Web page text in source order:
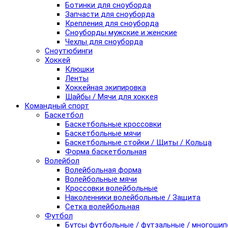
Ботинки для сноуборда
Запчасти для сноуборда
Крепления для сноуборда
Сноуборды мужские и женские
Чехлы для сноуборда
Сноутюбинги
Хоккей
Клюшки
Ленты
Хоккейная экипировка
Шайбы / Мячи для хоккея
Командный спорт
Баскетбол
Баскетбольные кроссовки
Баскетбольные мячи
Баскетбольные стойки / Щиты / Кольца
Форма баскетбольная
Волейбол
Волейбольная форма
Волейбольные мячи
Кроссовки волейбольные
Наколенники волейбольные / Защита
Сетка волейбольная
Футбол
Бутсы футбольные / футзальные /